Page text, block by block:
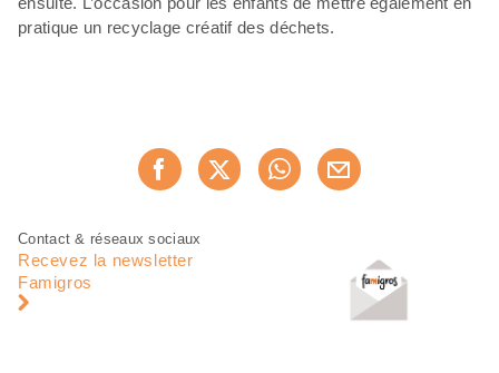
pratique un recyclage créatif des déchets.
Recommander maintenant
Pied
page
Navigation
pied
Contact & réseaux sociaux
Recevez la newsletter
Famigros